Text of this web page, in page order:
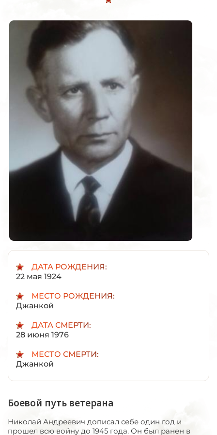
ДАТА РОЖДЕНИЯ:
22 мая 1924
МЕСТО РОЖДЕНИЯ:
Джанкой
ДАТА СМЕРТИ:
28 июня 1976
МЕСТО СМЕРТИ:
Джанкой
Боевой путь ветерана
Николай Андреевич дописал себе один год и
прошел всю войну до 1945 года. Он был ранен в